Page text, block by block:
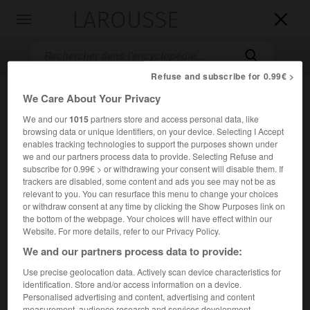


Accueil>Encyclopédie [litterature]> Alfred Andersch
AlfredAndersch
Cet article est extrait de l'ouvrage Larousse « Dictionnaire
mondial des littératures ».
Écrivain allemand naturalisé suisse (Munich 1914 – Berzona
Refuse and subscribe for 0.99€ >
We Care About Your Privacy
We and our1015partners store and access personal data, like
browsing data or unique identifiers, on your device. Selecting I Accept
enables tracking technologies to support the purposes shown under
we and our partners process data to provide. Selecting Refuse and
subscribe for 0.99€ > or withdrawing your consent will disable them. If
trackers are disabled, some content and ads you see may not be as
relevant to you. You can resurface this menu to change your choices
or withdraw consent at any time by clicking the Show Purposes link on
the bottom of the webpage. Your choices will have effect within our
Website. For more details, refer to our Privacy Policy.
We and our partners process data to provide:
Use precise geolocation data. Actively scan device characteristics for
identification. Store and/or access information on a device.
Personalised advertising and content, advertising and content